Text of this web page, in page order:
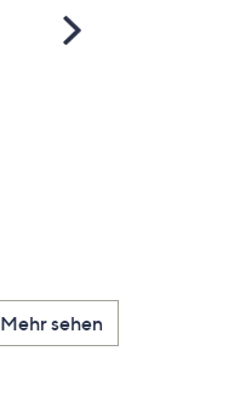
Scroll
Right
Mehr sehen